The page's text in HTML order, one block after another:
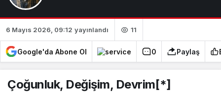
6 Mayıs 2026, 09:12 yayınlandı 11
Google'da Abone Ol 0 Paylaş
Çoğunluk, Değişim, Devrim[*]